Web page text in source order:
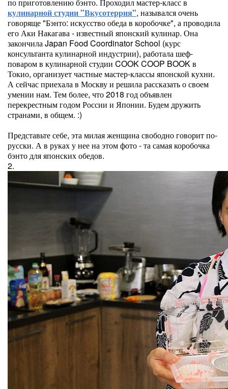
кулинарной студии "Вкусотеррия", назывался очень
говоряще "Бэнто: искусство обеда в коробочке", а проводила
его Аки Накагава - известный японский кулинар. Она
закончила Japan Food Coordinator School (курс
консультанта кулинарной индустрии), работала шеф-
поваром в кулинарной студии COOK COOP BOOK в
Токио, организует частные мастер-классы японской кухни.
А сейчас приехала в Москву и решила рассказать о своем
умении нам. Тем более, что 2018 год объявлен
перекрестным годом России и Японии. Будем дружить
странами, в общем. :)
Представьте себе, эта милая женщина свободно говорит по-
русски. А в руках у нее на этом фото - та самая коробочка
бэнто для японских обедов.
2.